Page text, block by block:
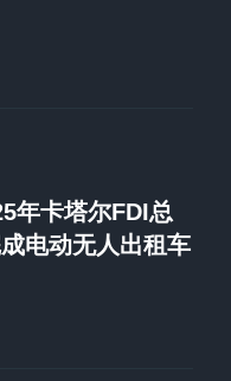
年卡塔尔FDI总
电动无人出租车